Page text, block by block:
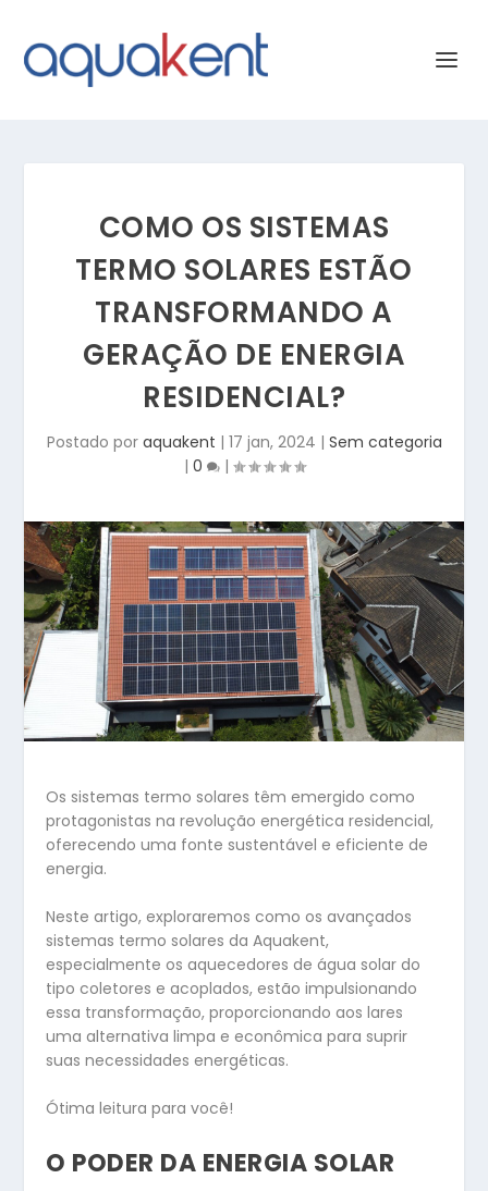
COMO OS SISTEMAS
TERMO SOLARES ESTÃO
TRANSFORMANDO A
GERAÇÃO DE ENERGIA
RESIDENCIAL?
Postado por aquakent | 17 jan, 2024 | Sem categoria
| 0 |
Os sistemas termo solares têm emergido como
protagonistas na revolução energética residencial,
oferecendo uma fonte sustentável e eficiente de
energia.
Neste artigo, exploraremos como os avançados
sistemas termo solares da Aquakent,
especialmente os aquecedores de água solar do
tipo coletores e acoplados, estão impulsionando
essa transformação, proporcionando aos lares
uma alternativa limpa e econômica para suprir
suas necessidades energéticas.
Ótima leitura para você!
O PODER DA ENERGIA SOLAR